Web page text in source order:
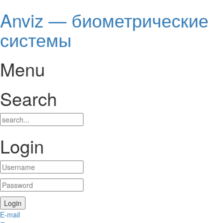
Anviz — биометрические
системы
Menu
Search
Login
E-mail